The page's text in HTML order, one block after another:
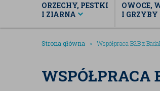
ORZECHY, PESTKI
I ZIARNA
OWOCE,
I GRZYBY
Strona główna Współpraca B2B z
WSPÓŁPRACA